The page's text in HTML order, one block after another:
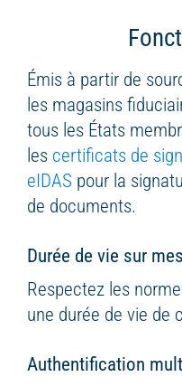
Émis à partir de
les magasins
tous les États
les certificats de
eIDAS pour la
de documents.
Durée de vie sur
Respectez les
une durée de vie de
Authentification